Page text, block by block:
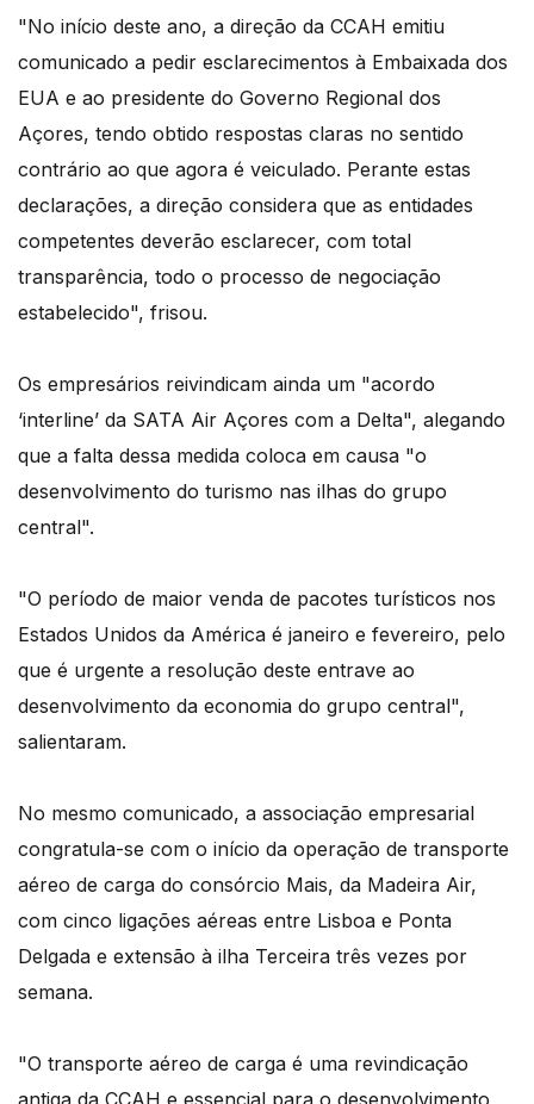
"No início deste ano, a direção da CCAH emitiu
comunicado a pedir esclarecimentos à Embaixada dos
EUA e ao presidente do Governo Regional dos
Açores, tendo obtido respostas claras no sentido
contrário ao que agora é veiculado. Perante estas
declarações, a direção considera que as entidades
competentes deverão esclarecer, com total
transparência, todo o processo de negociação
estabelecido", frisou.
Os empresários reivindicam ainda um "acordo
‘interline’ da SATA Air Açores com a Delta", alegando
que a falta dessa medida coloca em causa "o
desenvolvimento do turismo nas ilhas do grupo
central".
"O período de maior venda de pacotes turísticos nos
Estados Unidos da América é janeiro e fevereiro, pelo
que é urgente a resolução deste entrave ao
desenvolvimento da economia do grupo central",
salientaram.
No mesmo comunicado, a associação empresarial
congratula-se com o início da operação de transporte
aéreo de carga do consórcio Mais, da Madeira Air,
com cinco ligações aéreas entre Lisboa e Ponta
Delgada e extensão à ilha Terceira três vezes por
semana.
"O transporte aéreo de carga é uma revindicação